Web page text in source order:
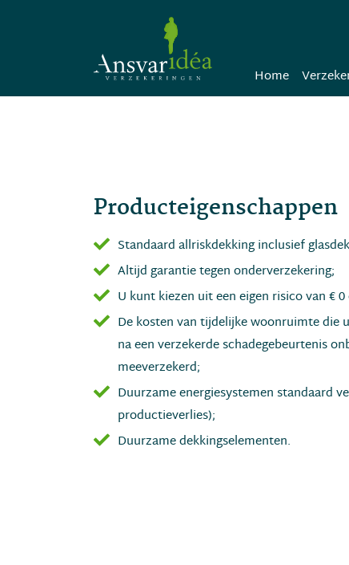
Home
Producteigenschappen
Standaard allriskdekking inclusief
Altijd garantie tegen onderverzekering;
U kunt kiezen uit een eigen risico van € 0
De kosten van tijdelijke woonruimte die
na een verzekerde schadegebeurtenis
meeverzekerd;
Duurzame energiesystemen standaard
productieverlies);
Duurzame dekkingselementen.